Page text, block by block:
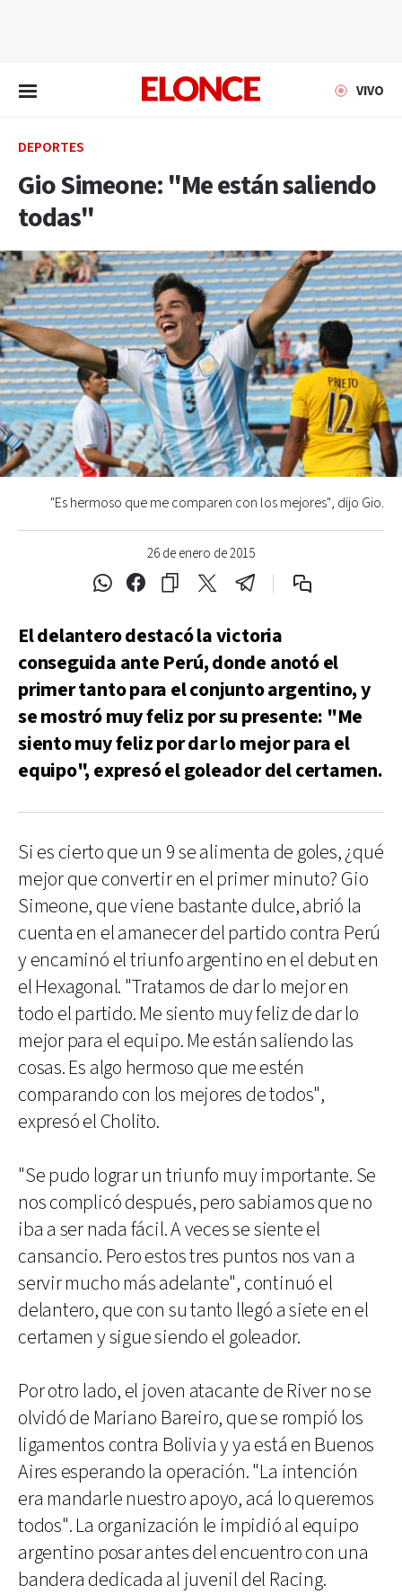
VIVO
DEPORTES
Gio Simeone: "Me están saliendo
todas"
26 de enero de 2015
"Es hermoso que me comparen con los mejores", dijo Gio.
El delantero destacó la victoria
conseguida ante Perú, donde anotó el
primer tanto para el conjunto argentino, y
se mostró muy feliz por su presente: "Me
siento muy feliz por dar lo mejor para el
equipo", expresó el goleador del certamen.
Si es cierto que un 9 se alimenta de goles, ¿qué
mejor que convertir en el primer minuto? Gio
Simeone, que viene bastante dulce, abrió la
cuenta en el amanecer del partido contra Perú
y encaminó el triunfo argentino en el debut en
el Hexagonal. "Tratamos de dar lo mejor en
todo el partido. Me siento muy feliz de dar lo
mejor para el equipo. Me están saliendo las
cosas. Es algo hermoso que me estén
comparando con los mejores de todos",
expresó el Cholito.
"Se pudo lograr un triunfo muy importante. Se
nos complicó después, pero sabiamos que no
iba a ser nada fácil. A veces se siente el
cansancio. Pero estos tres puntos nos van a
servir mucho más adelante", continuó el
delantero, que con su tanto llegó a siete en el
certamen y sigue siendo el goleador.
Por otro lado, el joven atacante de River no se
olvidó de Mariano Bareiro, que se rompió los
ligamentos contra Bolivia y ya está en Buenos
Aires esperando la operación. "La intención
era mandarle nuestro apoyo, acá lo queremos
todos". La organización le impidió al equipo
argentino posar antes del encuentro con una
bandera dedicada al juvenil del Racing.